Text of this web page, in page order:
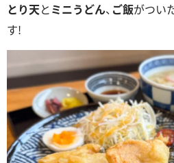
とり天とミニうどん、 ご飯がつい
す!